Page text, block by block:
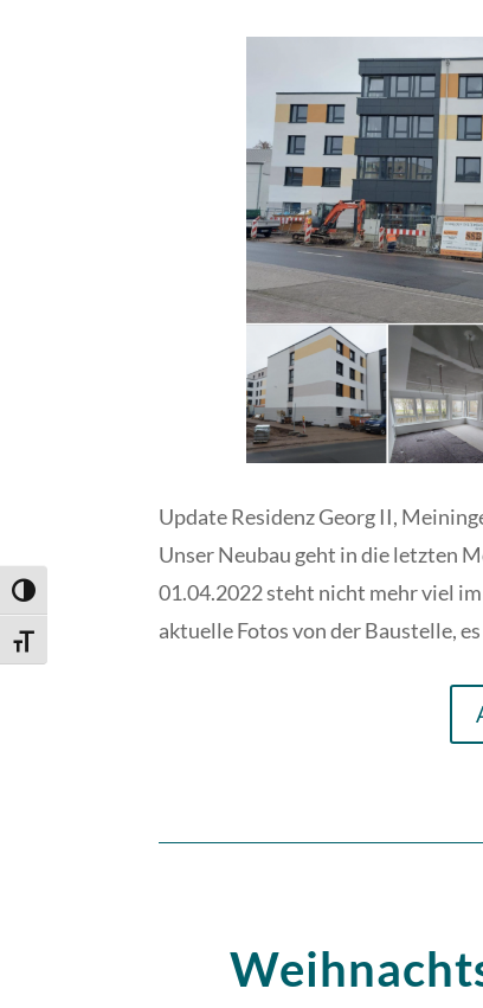
Umschalten auf hohe Kontraste
Schrift vergrößern
Update Residenz Georg II,
Unser Neubau geht in die letzten
01.04.2022 steht nicht mehr viel
aktuelle Fotos von der Baustelle,